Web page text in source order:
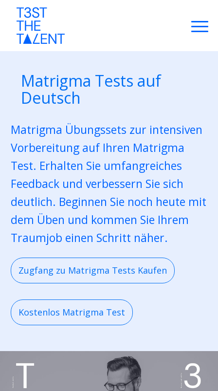
Matrigma Tests auf
Deutsch
Matrigma Übungssets zur intensiven
Vorbereitung auf Ihren Matrigma
Test. Erhalten Sie umfangreiches
Feedback und verbessern Sie sich
deutlich. Beginnen Sie noch heute mit
dem Üben und kommen Sie Ihrem
Traumjob einen Schritt näher.
Zugfang zu Matrigma Tests Kaufen
Kostenlos Matrigma Test